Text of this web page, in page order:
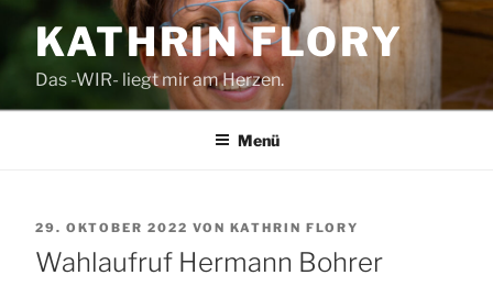
Zum
springenKATHRIN FLORY
Das -WIR- liegt mir am Herzen.
Menü
VERÖFFENTLICHT
AM
29. OKTOBER 2022 VON KATHRIN FLORY
Wahlaufruf Hermann Bohrer